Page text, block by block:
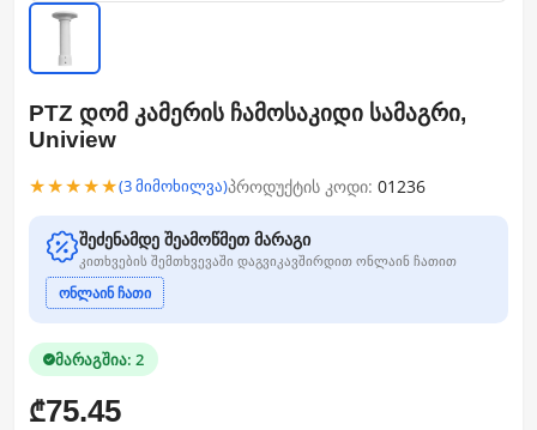
PTZ დომ კამერის ჩამოსაკიდი სამაგრი,
Uniview
★★★★★(3 მიმოხილვა)პროდუქტის კოდი: 01236
შეძენამდე შეამოწმეთ მარაგი
კითხვების შემთხვევაში დაგვიკავშირდით ონლაინ ჩათით
ონლაინ ჩათი
მარაგშია: 2
₾75.45